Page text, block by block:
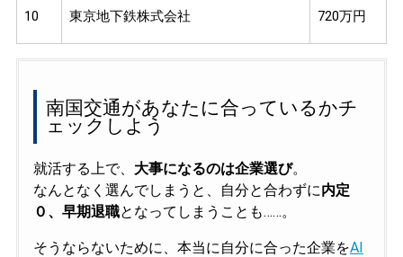
10 東京地下鉄株式会社 720万円
南国交通があなたに合っているかチ
ェックしよう
就活する上で、 大事になるのは企業選び。
なんとなく選んでしまうと、自分と合わずに内定
０、早期退職となってしまうことも……。
そうならないために、本当に自分に合った企業をAI